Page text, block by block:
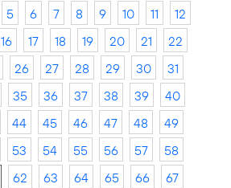
5 6 7 8 9 10 11
12
16 17 18 19 20 21
22
26 27 28 29 30
31
35 36 37 38 39
40
44 45 46 47 48
49
53 54 55 56 57
58
62 63 64 65 66
67